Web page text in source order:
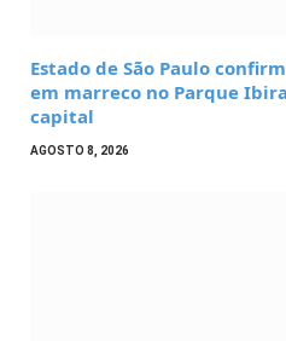
Estado de São Paulo
em marreco no Parque
capital
AGOSTO 8, 2026